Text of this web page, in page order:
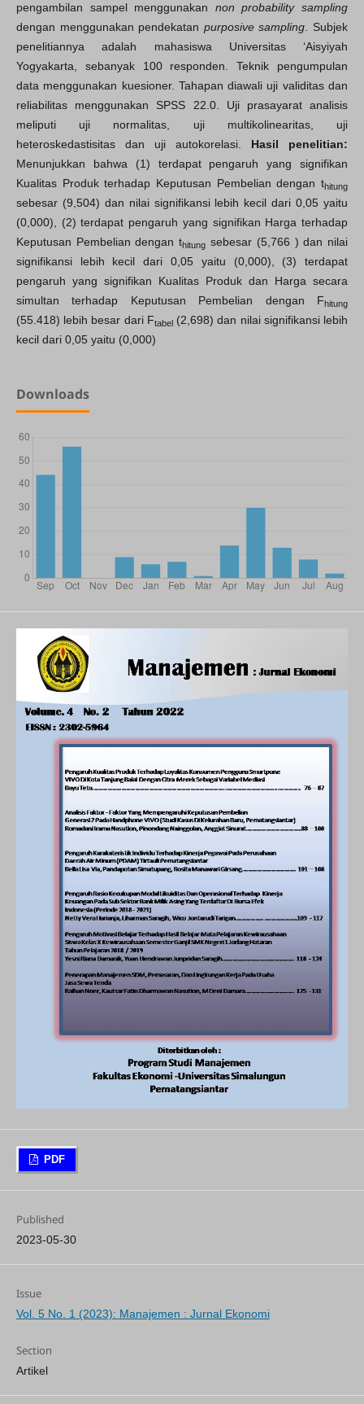
pengambilan sampel menggunakan non probability sampling
dengan menggunakan pendekatan purposive sampling . Subjek
penelitiannya adalah mahasiswa Universitas ‘Aisyiyah
Yogyakarta, sebanyak 100 responden. Teknik pengumpulan
data menggunakan kuesioner. Tahapan diawali uji validitas dan
reliabilitas menggunakan SPSS 22.0. Uji prasayarat analisis
meliputi uji normalitas, uji multikolinearitas, uji
heteroskedastisitas dan uji autokorelasi. Hasil penelitian:
Menunjukkan bahwa (1) terdapat pengaruh yang signifikan
Kualitas Produk terhadap Keputusan Pembelian dengan thitung
sebesar (9,504) dan nilai signifikansi lebih kecil dari 0,05 yaitu
(0,000), (2) terdapat pengaruh yang signifikan Harga terhadap
Keputusan Pembelian dengan thitung sebesar (5,766 ) dan nilai
signifikansi lebih kecil dari 0,05 yaitu (0,000), (3) terdapat
pengaruh yang signifikan Kualitas Produk dan Harga secara
simultan terhadap Keputusan Pembelian dengan Fhitung
(55.418) lebih besar dari Ftabel(2,698) dan nilai signifikansi lebih
kecil dari 0,05 yaitu (0,000)
Downloads
PDF
Published
2023-05-30
Issue
Vol. 5 No. 1 (2023): Manajemen : Jurnal Ekonomi
Section
Artikel